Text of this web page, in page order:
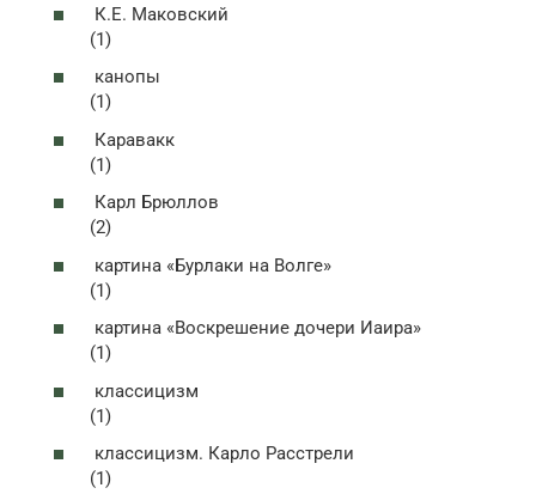
К.Е. Маковский
(1)
канопы
(1)
Каравакк
(1)
Карл Брюллов
(2)
картина «Бурлаки на Волге»
(1)
картина «Воскрешение дочери Иаира»
(1)
классицизм
(1)
классицизм. Карло Расстрели
(1)